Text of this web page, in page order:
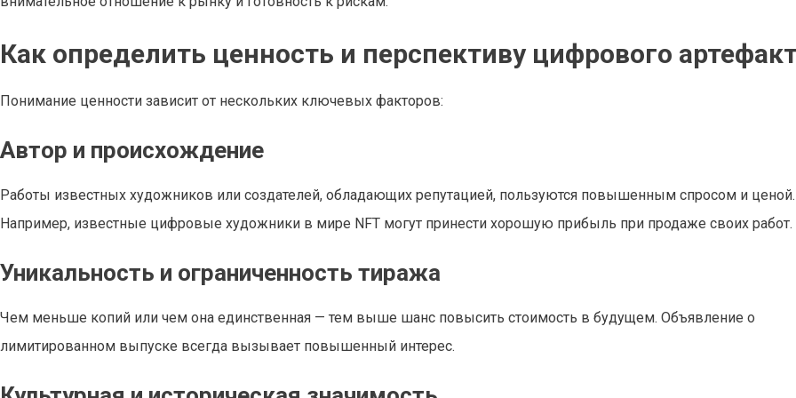
Как определить ценность и перспективу цифрового
Понимание ценности зависит от нескольких ключевых факторов:
Автор и происхождение
Работы известных художников или создателей, обладающих репутацией, пользуются повышенным спросом и ценой.
Например, известные цифровые художники в мире NFT могут принести хорошую прибыль при продаже своих работ.
Уникальность и ограниченность тиража
Чем меньше копий или чем она единственная — тем выше шанс повысить стоимость в будущем. Объявление о
лимитированном выпуске всегда вызывает повышенный интерес.